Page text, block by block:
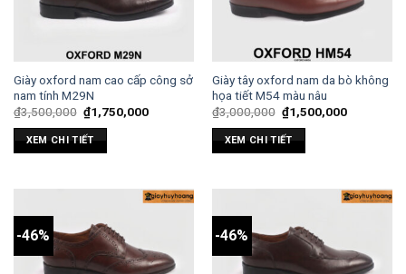
Giày oxford nam cao cấp công sở
nam tính M29N
₫3,500,000 ₫1,750,000
XEM CHI TIẾT
Giày tây oxford nam da bò không
họa tiết M54 màu nâu
₫3,000,000 ₫1,500,000
XEM CHI TIẾT
-46% -46%